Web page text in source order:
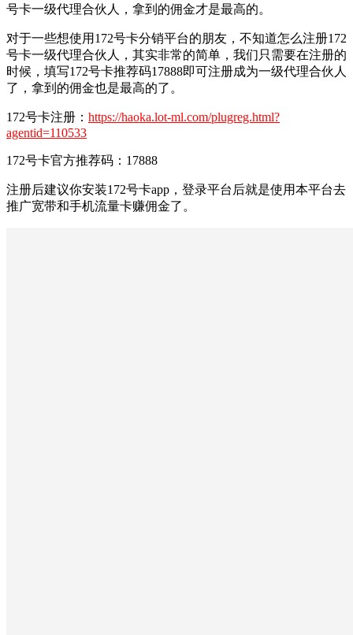
号卡一级代理合伙人，拿到的佣金才是最高的。
对于一些想使用172号卡分销平台的朋友，不知道怎么注册172
号卡一级代理合伙人，其实非常的简单，我们只需要在注册的
时候，填写172号卡推荐码17888即可注册成为一级代理合伙人
了，拿到的佣金也是最高的了。
172号卡注册： https://haoka.lot-ml.com/plugreg.html?
agentid=110533
172号卡官方推荐码：17888
注册后建议你安装172号卡app，登录平台后就是使用本平台去
推广宽带和手机流量卡赚佣金了。